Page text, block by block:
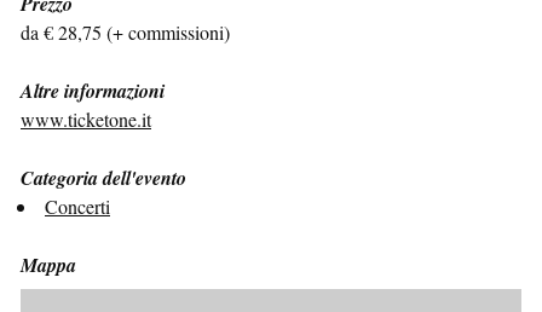
da € 28,75 (+ commissioni)
Altre informazioni
www.ticketone.it
Categoria dell'evento
Concerti
Mappa